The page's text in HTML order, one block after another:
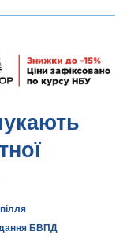
БВПД